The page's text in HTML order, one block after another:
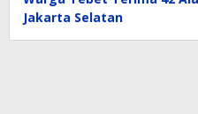
Jakarta Selatan